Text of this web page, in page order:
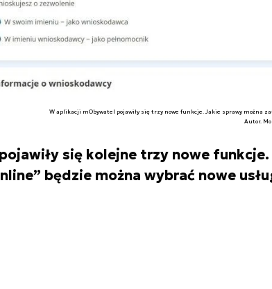
W aplikacji mObywatel pojawiły się trzy nowe funkcje. Jakie sprawy można
Autor.
się kolejne trzy nowe funkcje.
będzie można wybrać nowe